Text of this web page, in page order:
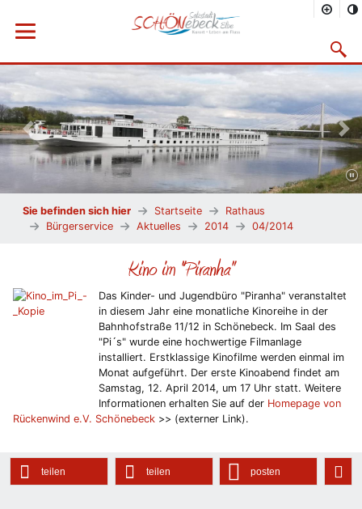
Menü öffnen
Vorheriges Bild
Sie befinden sich hier Startseite
Rathaus
Bürgerservice
Aktuelles 2014 04/2014
Kino im "Piranha"
Das Kinder- und Jugendbüro "Piranha" veranstaltet
in diesem Jahr eine monatliche Kinoreihe in der
Bahnhofstraße 11/12 in Schönebeck. Im Saal des
"Pi´s" wurde eine hochwertige Filmanlage
installiert. Erstklassige Kinofilme werden einmal im
Monat aufgeführt. Der erste Kinoabend findet am
Samstag, 12. April 2014, um 17 Uhr statt. Weitere
Informationen erhalten Sie auf der Homepage von
Rückenwind e.V. Schönebeck >> (externer Link).
teilen teilen posten